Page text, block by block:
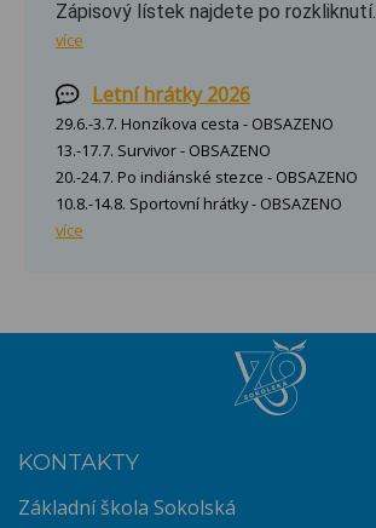
Zápisový lístek najdete po rozkliknutí.
více
Letní hrátky 2026
29.6.-3.7. Honzíkova cesta - OBSAZENO
13.-17.7. Survivor - OBSAZENO
20.-24.7. Po indiánské stezce - OBSAZENO
10.8.-14.8. Sportovní hrátky - OBSAZENO
více
KONTAKTY
Základní škola Sokolská